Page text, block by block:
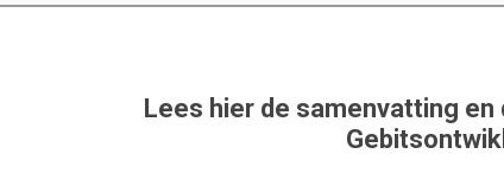
Lees hier de samenvatting